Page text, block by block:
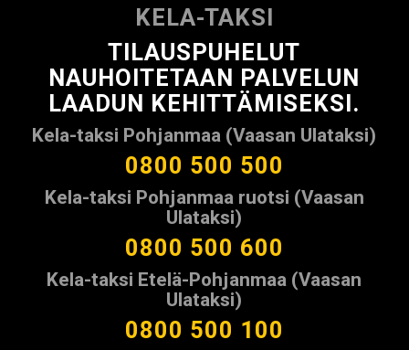
KELA-TAKSI
TILAUSPUHELUT
NAUHOITETAAN PALVELUN
LAADUN KEHITTÄMISEKSI.
Kela-taksi Pohjanmaa (Vaasan Ulataksi)
0800 500 500
Kela-taksi Pohjanmaa ruotsi (Vaasan
Ulataksi)
0800 500 600
Kela-taksi Etelä-Pohjanmaa (Vaasan
Ulataksi)
0800 500 100